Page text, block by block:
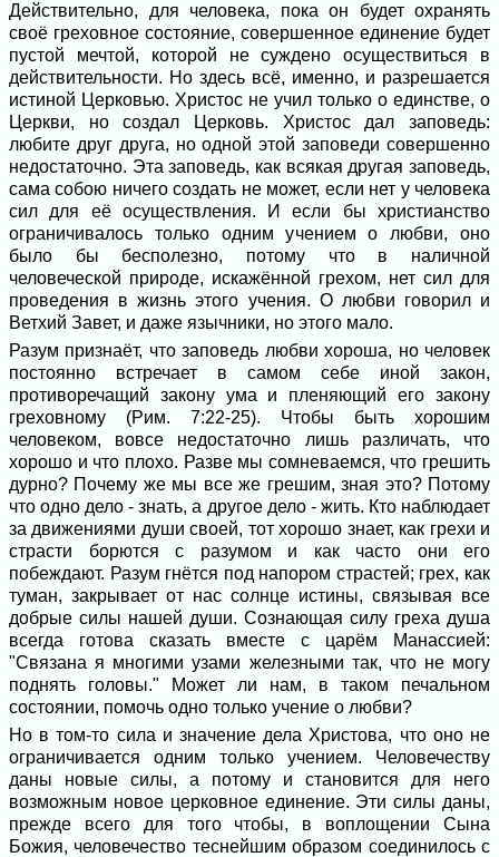
Действительно, для человека, пока он будет охранять
своё греховное состояние, совершенное единение будет
пустой мечтой, которой не суждено осуществиться в
действительности. Но здесь всё, именно, и разрешается
истиной Церковью. Христос не учил только о единстве, о
Церкви, но создал Церковь. Христос дал заповедь:
любите друг друга, но одной этой заповеди совершенно
недостаточно. Эта заповедь, как всякая другая заповедь,
сама собою ничего создать не может, если нет у человека
сил для её осуществления. И если бы христианство
ограничивалось только одним учением о любви, оно
было бы бесполезно, потому что в наличной
человеческой природе, искажённой грехом, нет сил для
проведения в жизнь этого учения. О любви говорил и
Ветхий Завет, и даже язычники, но этого мало.
Разум признаёт, что заповедь любви хороша, но человек
постоянно встречает в самом себе иной закон,
противоречащий закону ума и пленяющий его закону
греховному (Рим. 7:22-25). Чтобы быть хорошим
человеком, вовсе недостаточно лишь различать, что
хорошо и что плохо. Разве мы сомневаемся, что грешить
дурно? Почему же мы все же грешим, зная это? Потому
что одно дело - знать, а другое дело - жить. Кто наблюдает
за движениями души своей, тот хорошо знает, как грехи и
страсти борются с разумом и как часто они его
побеждают. Разум гнётся под напором страстей; грех, как
туман, закрывает от нас солнце истины, связывая все
добрые силы нашей души. Сознающая силу греха душа
всегда готова сказать вместе с царём Манассией:
"Связана я многими узами железными так, что не могу
поднять головы." Может ли нам, в таком печальном
состоянии, помочь одно только учение о любви?
Но в том-то сила и значение дела Христова, что оно не
ограничивается одним только учением. Человечеству
даны новые силы, а потому и становится для него
возможным новое церковное единение. Эти силы даны,
прежде всего для того чтобы, в воплощении Сына
Божия, человечество теснейшим образом соединилось с